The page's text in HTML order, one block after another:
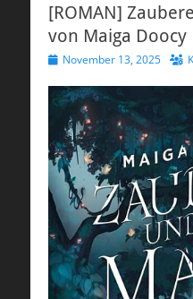
[ROMAN]
von Maiga Doocy
Veröffentlicht
November 13, 2025